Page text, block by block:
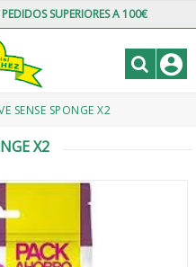
SUPERIORES A 100€
SENSE SPONGE X2
X2